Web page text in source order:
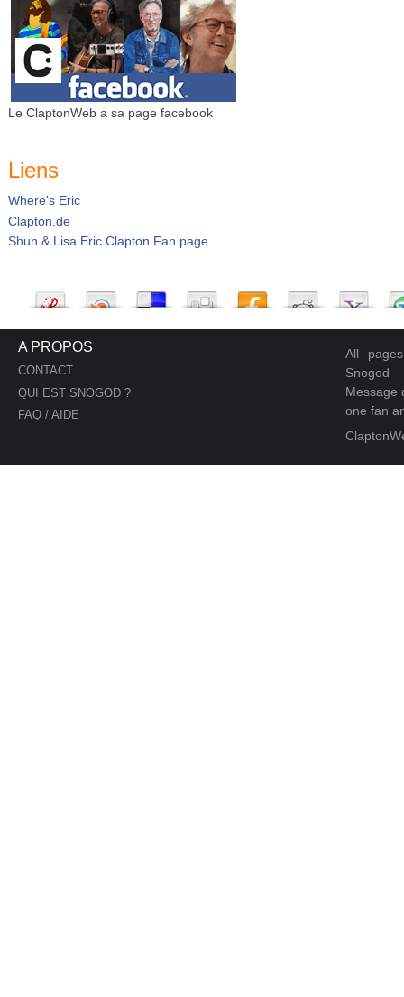
Le ClaptonWeb a sa page facebook
Liens
Where's Eric
Clapton.de
Shun & Lisa Eric Clapton Fan page
A PROPOS
CONTACT
QUI EST SNOGOD ?
FAQ / AIDE
All
Snogod
Message
one fan